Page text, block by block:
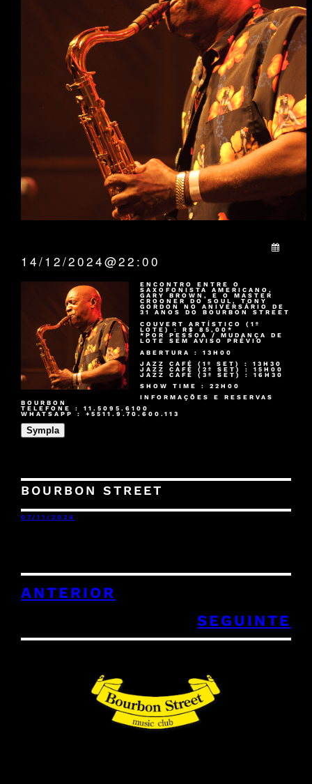
14/12/2024@22:00
ENCONTRO ENTRE O
SAXOFONISTA AMERICANO,
GARY BROWN, E O MASTER
CROONER DO SOUL, TONY
GORDON NO ANIVERSÁRIO DE
31 ANOS DO BOURBON STREET
COUVERT ARTÍSTICO (1º
LOTE) : R$ 85,00*
*POR PESSOA / MUDANÇA DE
LOTE SEM AVISO PRÉVIO
ABERTURA : 13H00
JAZZ CAFÉ (1º SET) : 13H30
JAZZ CAFÉ (2º SET) : 15H00
JAZZ CAFÉ (3º SET) : 16H30
SHOW TIME : 22H00
INFORMAÇÕES E RESERVAS
BOURBON
TELEFONE : 11.5095.6100
WHATSAPP : +5511.9.70.600.113
Sympla
BOURBON STREET
07/11/2024
ANTERIOR
SEGUINTE